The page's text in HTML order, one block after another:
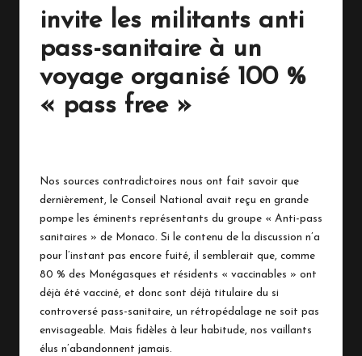
M
invite les militants anti
pass-sanitaire à un
voyage organisé 100 %
« pass free »
Nos sources contradictoires nous ont fait savoir que
dernièrement, le Conseil National avait reçu en grande
pompe les éminents représentants du groupe « Anti-pass
sanitaires » de Monaco. Si le contenu de la discussion n’a
pour l’instant pas encore fuité, il semblerait que, comme
80 % des Monégasques et résidents « vaccinables » ont
déjà été vacciné, et donc sont déjà titulaire du si
controversé pass-sanitaire, un rétropédalage ne soit pas
envisageable. Mais fidèles à leur habitude, nos vaillants
élus n’abandonnent jamais.